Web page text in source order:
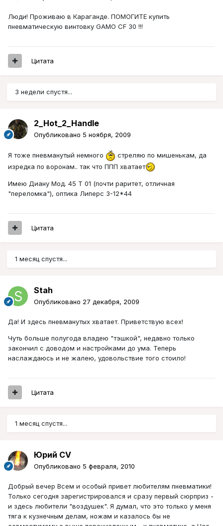
Люди! Проживаю в Караганде. ПОМОГИТЕ купить
пневматическую винтовку GAMO СF 30 !!!
Цитата
3 недели спустя...
2_Hot_2_Handle
Опубликовано 5 ноября, 2009
Я тоже пневманутый немного
стреляю по мишенькам, да
изредка по воронам.. так что ППП хватает
Имею Диану Мод. 45 Т 01 (почти раритет, отличная
"переломка"), оптика Липерс 3-12*44
Цитата
1 месяц спустя...
Stah
Опубликовано 27 декабря, 2009
Да! И здесь пневманутых хватает. Приветствую всех!
Чуть больше полугода владею "тэшкой", недавно только
закончил с доводом и настройками до ума. Теперь
наслаждаюсь и не жалею, удовольствие того стоило!
Цитата
1 месяц спустя...
Юрий CV
Опубликовано 5 февраля, 2010
Добрый вечер Всем и особый привет любителям пневматики!
Только сегодня зарегистрировался и сразу первый сюрприз -
и здесь любители "воздушек". Я думал, что это только у меня
тяга к кузнечным делам, ножам и казалось бы не